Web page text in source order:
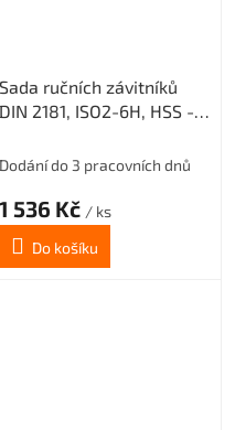
Sada ručních závitníků
DIN 2181, ISO2-6H, HSS -
M18x1 /0300/
Dodání do 3 pracovních dnů
1 536 Kč / ks
Do košíku